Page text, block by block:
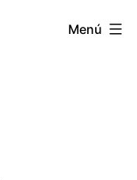
Menú